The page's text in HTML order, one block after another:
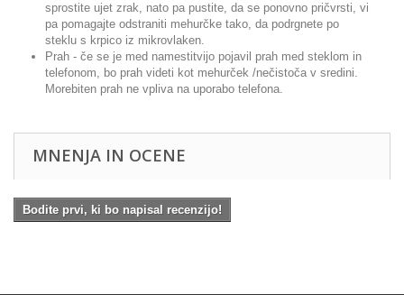
sprostite ujet zrak, nato pa pustite, da se ponovno pričvrsti, vi
pa pomagajte odstraniti mehurčke tako, da podrgnete po
steklu s krpico iz mikrovlaken.
Prah - če se je med namestitvijo pojavil prah med steklom in
telefonom, bo prah videti kot mehurček /nečistoča v sredini.
Morebiten prah ne vpliva na uporabo telefona.
MNENJA IN OCENE
Bodite prvi, ki bo napisal recenzijo!